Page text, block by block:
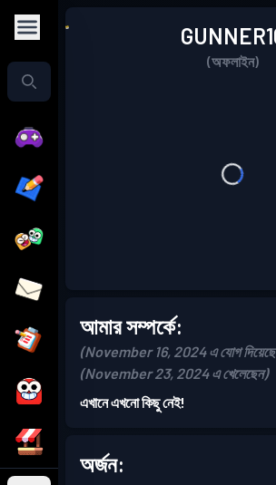
(অফলাইন)
আমার সম্পর্কে:
(November 16, 2024 এ যোগ
(November 23, 2024 এ খেলেছেন)
এখানে এখনো কিছু নেই!
অর্জন: